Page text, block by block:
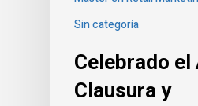
Sin categoría
Celebrado el
Clausura y